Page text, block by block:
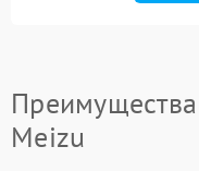
Meizu